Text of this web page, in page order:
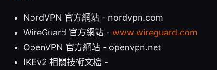
NordVPN 官方網站 - nordvpn.com
WireGuard 官方網站 - www.wireguard.com
OpenVPN 官方網站 - openvpn.net
IKEv2 相關技術文檔 -